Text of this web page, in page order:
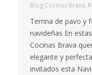
Blog Cocinas Brava,
Terrina de pavo y
navideñas En
Cocinas Brava
elegante y
invitados esta